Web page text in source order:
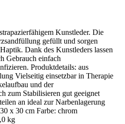
Kunstleder. Die
gefüllt und sorgen
Dank des Kunstleders lassen
Gebrauch einfach
Produktdetails: aus
Vielseitig einsetzbar in Therapie
und der
zum Stabilisieren gut geeignet
an ideal zur Narbenlagerung
x 30 cm Farbe: chrom
kg